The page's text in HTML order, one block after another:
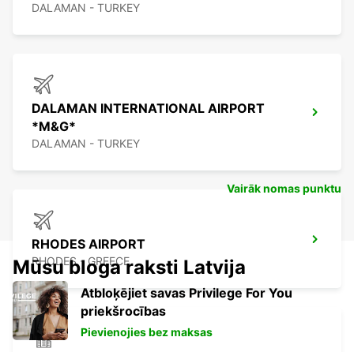
DALAMAN - TURKEY
DALAMAN INTERNATIONAL AIRPORT
*M&G*
DALAMAN - TURKEY
RHODES AIRPORT
RHODES - GREECE
Vairāk nomas punktu
Mūsu bloga raksti Latvija
Atbloķējiet savas Privilege For You
priekšrocības
Pievienojies bez maksas